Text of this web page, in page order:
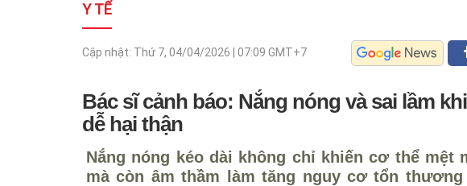
Y TẾ
Cập nhật: Thứ 7, 04/04/2026 | 07:09 GMT+7
Bác sĩ cảnh báo: Nắng nóng và sai lầm
dễ hại thận
Nắng nóng kéo dài không chỉ khiến cơ thể mệt
mà còn âm thầm làm tăng nguy cơ tổn